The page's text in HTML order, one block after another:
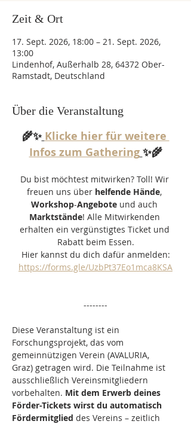
Zeit & Ort
17. Sept. 2026, 18:00 – 21. Sept. 2026,
13:00
Lindenhof, Außerhalb 28, 64372 Ober-
Ramstadt, Deutschland
Über die Veranstaltung
🌾✨ Klicke hier für weitere
Infos zum Gathering ✨🌾
Du bist möchtest mitwirken? Toll! Wir
freuen uns über helfende Hände,
Workshop-Angebote und auch
Marktstände! Alle Mitwirkenden
erhalten ein vergünstigtes Ticket und
Rabatt beim Essen.
Hier kannst du dich dafür anmelden:
https://forms.gle/UzbPt37Eo1mca8KSA
--------
Diese Veranstaltung ist ein
Forschungsprojekt, das vom
gemeinnützigen Verein (AVALURIA,
Graz) getragen wird. Die Teilnahme ist
ausschließlich Vereinsmitgliedern
vorbehalten. Mit dem Erwerb deines
Förder-Tickets wirst du automatisch
Fördermitglied des Vereins – zeitlich